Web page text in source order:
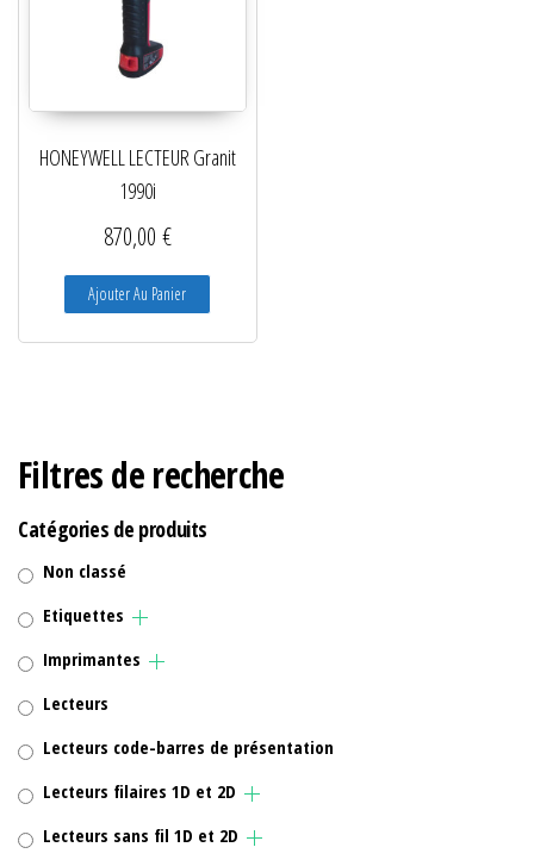
HONEYWELL LECTEUR Granit
1990i
870,00 €
Ajouter Au Panier
Filtres de recherche
Catégories de produits
Non classé
Etiquettes
Imprimantes
Lecteurs
Lecteurs code-barres de présentation
Lecteurs filaires 1D et 2D
Lecteurs sans fil 1D et 2D